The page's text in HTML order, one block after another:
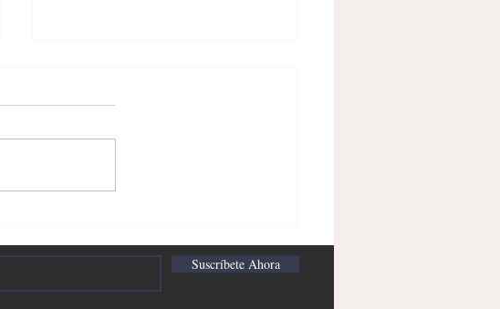
Populismo marca Rodolfo
Suscríbete Ahora